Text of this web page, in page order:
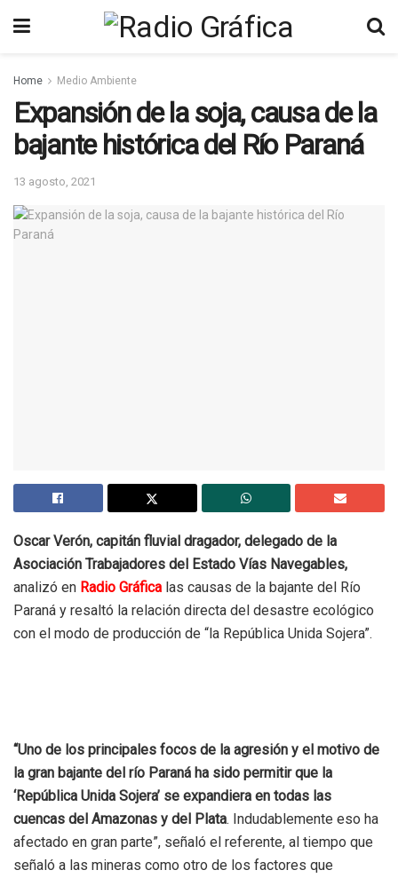
Home Medio Ambiente
Expansión de la soja, causa de la
bajante histórica del Río Paraná
13 agosto, 2021
Oscar Verón, capitán fluvial dragador, delegado de la
Asociación Trabajadores del Estado Vías Navegables,
analizó en Radio Gráfica las causas de la bajante del Río
Paraná y resaltó la relación directa del desastre ecológico
con el modo de producción de “la República Unida Sojera”.
“Uno de los principales focos de la agresión y el motivo de
la gran bajante del río Paraná ha sido permitir que la
‘República Unida Sojera’ se expandiera en todas las
cuencas del Amazonas y del Plata. Indudablemente eso ha
afectado en gran parte”, señaló el referente, al tiempo que
señaló a las mineras como otro de los factores que